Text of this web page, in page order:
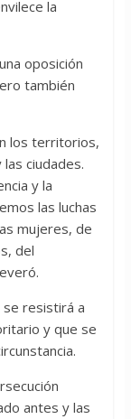
la
oposición
también
los territorios,
ciudades.
y la
las luchas
mujeres, de
del
resistirá a
y que se
antes y las